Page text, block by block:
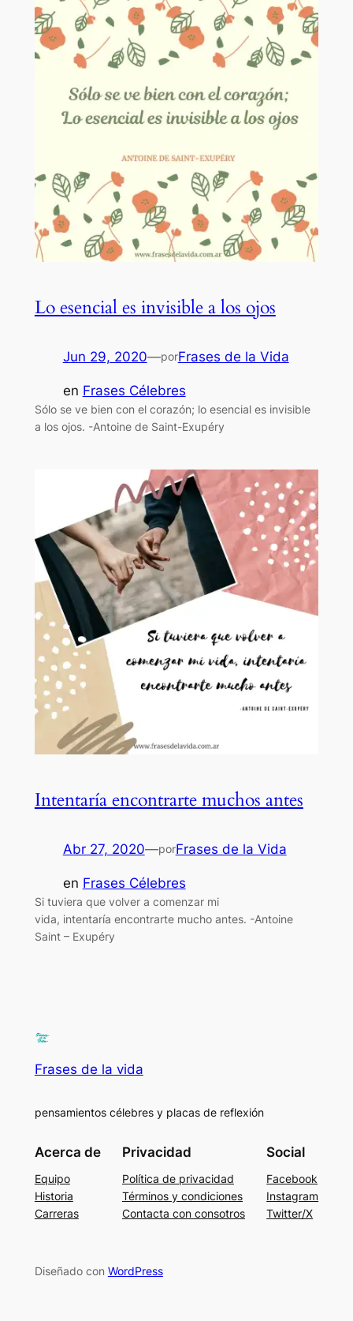
Lo esencial es invisible a los ojos
Jun 29, 2020—porFrases de la Vida
en Frases Célebres
Sólo se ve bien con el corazón; lo esencial es invisible
a los ojos. -Antoine de Saint-Exupéry
Intentaría encontrarte muchos antes
Abr 27, 2020—porFrases de la Vida
en Frases Célebres
Si tuviera que volver a comenzar mi
vida, intentaría encontrarte mucho antes. -Antoine
Saint – Exupéry
Frases de la vida
pensamientos célebres y placas de reflexión
Acerca de
Equipo
Historia
Carreras
Privacidad
Política de privacidad
Términos y condiciones
Contacta con consotros
Social
Facebook
Instagram
Twitter/X
Diseñado con WordPress